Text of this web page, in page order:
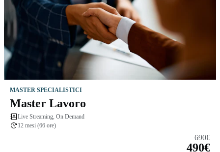
MASTER SPECIALISTICI
Master Lavoro
Live Streaming, On Demand
12 mesi (66 ore)
690€
490€